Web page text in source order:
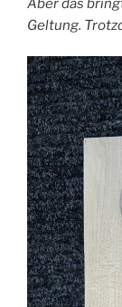
Geltung.